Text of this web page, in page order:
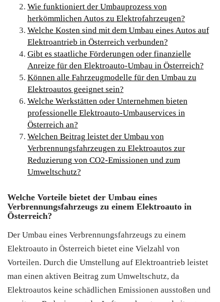
Wie funktioniert der Umbauprozess von
herkömmlichen Autos zu Elektrofahrzeugen?
Welche Kosten sind mit dem Umbau eines Autos auf
Elektroantrieb in Österreich verbunden?
Gibt es staatliche Förderungen oder finanzielle
Anreize für den Elektroauto-Umbau in Österreich?
Können alle Fahrzeugmodelle für den Umbau zu
Elektroautos geeignet sein?
Welche Werkstätten oder Unternehmen bieten
professionelle Elektroauto-Umbauservices in
Österreich an?
Welchen Beitrag leistet der Umbau von
Verbrennungsfahrzeugen zu Elektroautos zur
Reduzierung von CO2-Emissionen und zum
Umweltschutz?
Welche Vorteile bietet der Umbau eines
Verbrennungsfahrzeugs zu einem Elektroauto in
Österreich?
Der Umbau eines Verbrennungsfahrzeugs zu einem
Elektroauto in Österreich bietet eine Vielzahl von
Vorteilen. Durch die Umstellung auf Elektroantrieb leistet
man einen aktiven Beitrag zum Umweltschutz, da
Elektroautos keine schädlichen Emissionen ausstoßen und